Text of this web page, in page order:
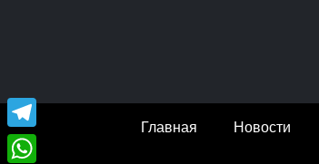
Главная Новости
Telegram